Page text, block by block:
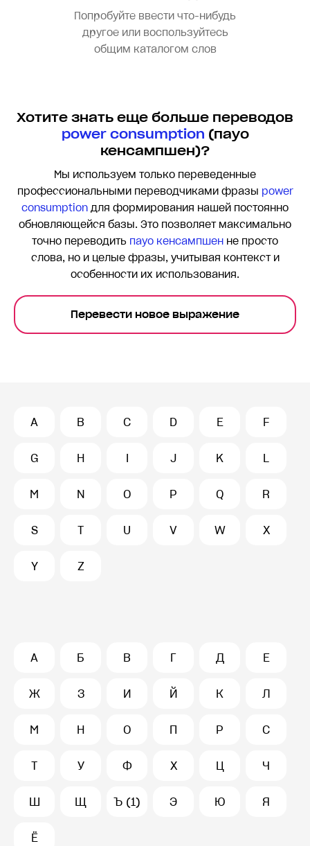
Попробуйте ввести что-нибудь
другое или воспользуйтесь
общим каталогом слов
Хотите знать еще больше переводов
power consumption (пауо
кенсампшен)?
Мы используем только переведенные
профессиональными переводчиками фразы power
consumption для формирования нашей постоянно
обновляющейся базы. Это позволяет максимально
точно переводить пауо кенсампшен не просто
слова, но и целые фразы, учитывая контекст и
особенности их использования.
Перевести новое выражение
A B C D E F
G H I J K L
M N O P Q R
S T U V W X
Y Z
А Б В Г Д Е
Ж З И Й К Л
М Н О П Р С
Т У Ф Х Ц Ч
Ш Щ Ъ (1) Э Ю Я
Ё